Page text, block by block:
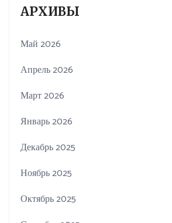
АРХИВЫ
Май 2026
Апрель 2026
Март 2026
Январь 2026
Декабрь 2025
Ноябрь 2025
Октябрь 2025